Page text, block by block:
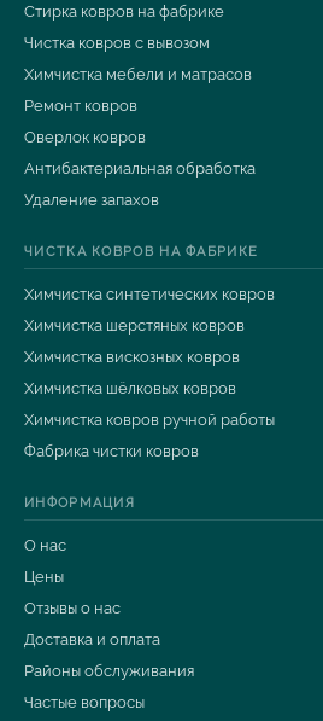
Стирка ковров на фабрике
Чистка ковров с вывозом
Химчистка мебели и матрасов
Ремонт ковров
Оверлок ковров
Антибактериальная обработка
Удаление запахов
ЧИСТКА КОВРОВ НА ФАБРИКЕ
Химчистка синтетических ковров
Химчистка шерстяных ковров
Химчистка вискозных ковров
Химчистка шёлковых ковров
Химчистка ковров ручной работы
Фабрика чистки ковров
ИНФОРМАЦИЯ
О нас
Цены
Отзывы о нас
Доставка и оплата
Районы обслуживания
Частые вопросы